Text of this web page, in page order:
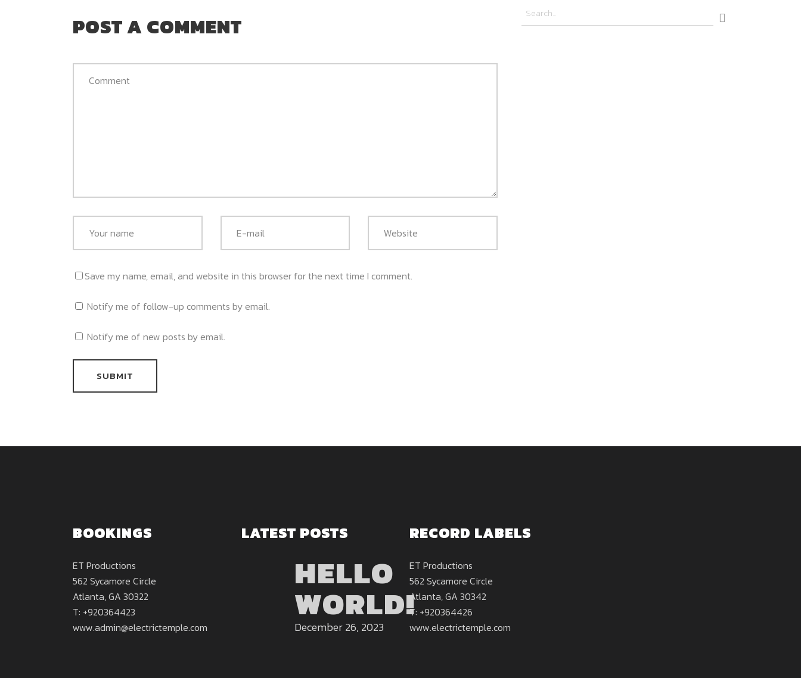
POST A COMMENT
Save my name, email, and website in this browser for the next time I comment.
Notify me of follow-up comments by email.
Notify me of new posts by email.
BOOKINGS
ET Productions
562 Sycamore Circle
Atlanta, GA 30322
T: +920364423
www.admin@electrictemple.com
LATEST POSTS
HELLO
WORLD!
December 26, 2023
RECORD LABELS
ET Productions
562 Sycamore Circle
Atlanta, GA 30342
T: +920364426
www.electrictemple.com